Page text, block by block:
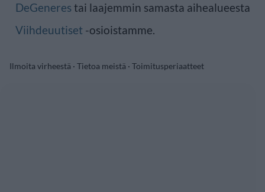
DeGeneres tai laajemmin samasta aihealueesta
Viihdeuutiset -osioistamme.
Ilmoita virheestä · Tietoa meistä · Toimitusperiaatteet